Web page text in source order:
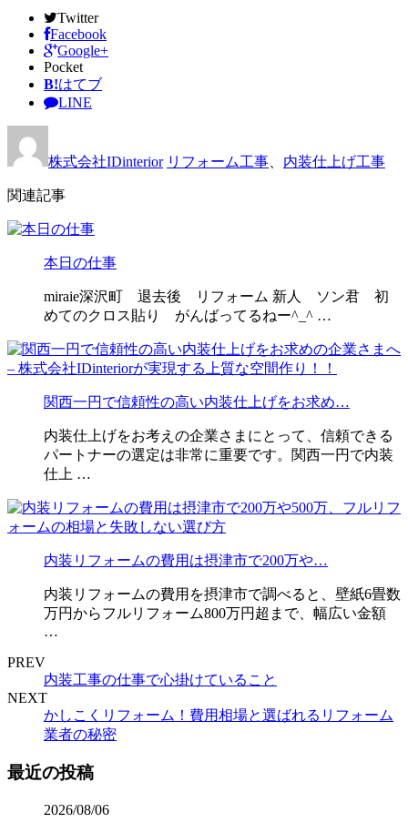
Twitter
Facebook
Google+
Pocket
B!はてブ
LINE
株式会社IDinterior リフォーム工事 内装仕上げ工事
関連記事
本日の仕事
miraie深沢町 退去後 リフォーム 新人 ソン君 初
めてのクロス貼り がんばってるねー^_^ …
関西一円で信頼性の高い内装仕上げをお求め…
内装仕上げをお考えの企業さまにとって、信頼できる
パートナーの選定は非常に重要です。関西一円で内装
仕上 …
内装リフォームの費用は摂津市で200万や…
内装リフォームの費用を摂津市で調べると、壁紙6畳数
万円からフルリフォーム800万円超まで、幅広い金額
…
PREV
内装工事の仕事で心掛けていること
NEXT
かしこくリフォーム！費用相場と選ばれるリフォーム
業者の秘密
最近の投稿
2026/08/06